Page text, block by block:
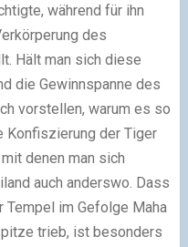
während für ihn
des
Hält man sich diese
die Gewinnspanne des
vorstellen, warum es so
Konfiszierung der Tiger
denen man sich
auch anderswo. Dass
im Gefolge Maha
trieb, ist besonders